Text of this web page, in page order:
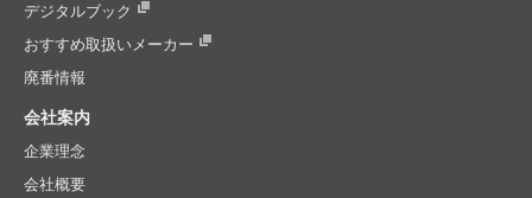
デジタルブック
おすすめ取扱いメーカー
廃番情報
会社案内
企業理念
会社概要